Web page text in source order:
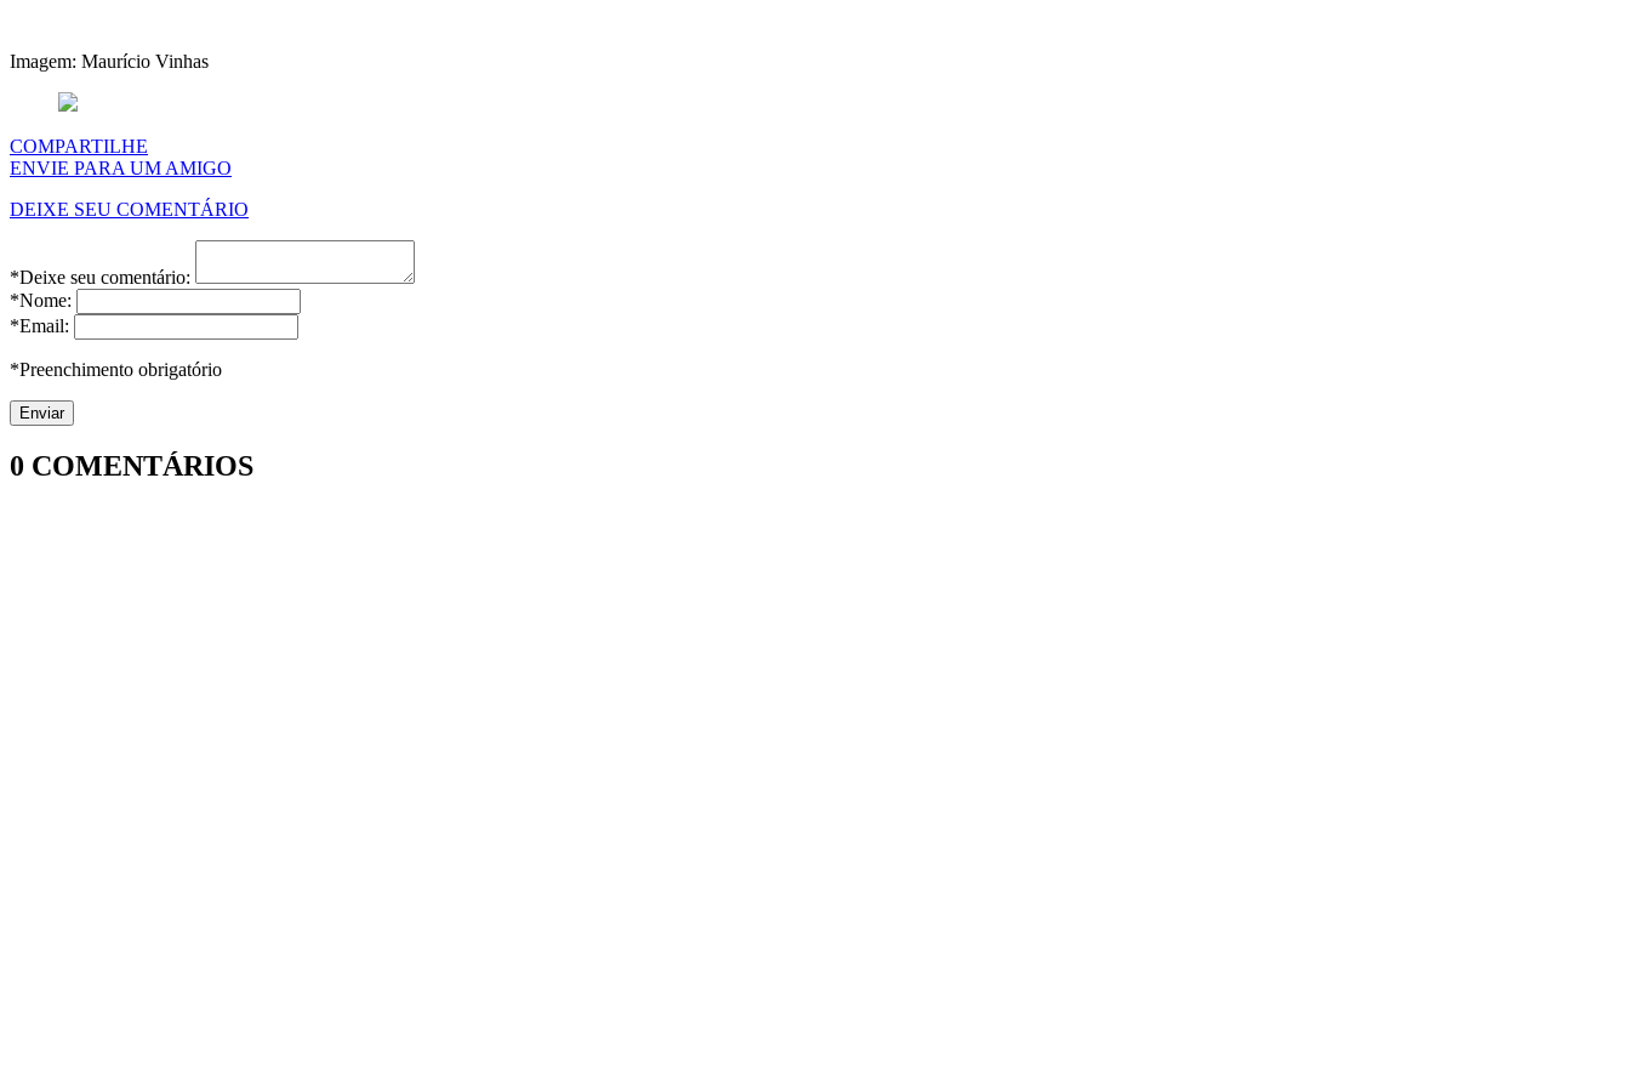
Imagem: Maurício Vinhas
COMPARTILHE
ENVIE PARA UM AMIGO
DEIXE SEU COMENTÁRIO
*Deixe seu comentário:
*Nome:
*Email:
*Preenchimento obrigatório
0 COMENTÁRIOS